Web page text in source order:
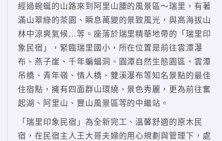
經過蜿蜒的山路來到阿里山腰的風景區～瑞里，有著
滿山翠綠的茶園、瞬息萬變的景致風光，與高海拔山
林中涼爽氣候…等。座落於瑞里精華地帶的「瑞里印
象民宿」，緊臨瑞里國小，所在位置是前往雲潭瀑
布、燕子崖、千年蝙蝠洞、圓潭自然生態園區、雲潭
吊橋、青年嶺、情人橋、雙溪瀑布等知名景點的最佳
住宿點，擁有四面群山環繞、景色秀麗，更為前往奮
起湖、阿里山、豐山風景區等的中繼站。
「瑞里印象民宿」為全新完工、溫馨舒適的原木民
宿，在民宿主人王大哥夫婦的用心規劃與管理下，處